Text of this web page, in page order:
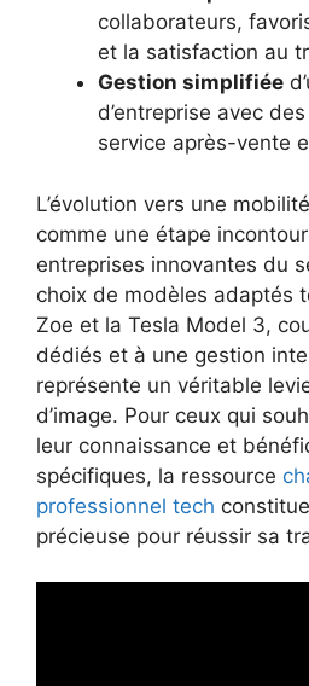
collaborateurs,
et la satisfaction au
Gestion simplifiée
d’entreprise avec
service après-vente
L’évolution vers une
comme une étape
entreprises innovantes du
choix de modèles adaptés
Zoe et la Tesla Model 3,
dédiés et à une gestion
représente un véritable
d’image. Pour ceux qui
leur connaissance et
spécifiques, la ressource
professionnel tech
précieuse pour réussir sa